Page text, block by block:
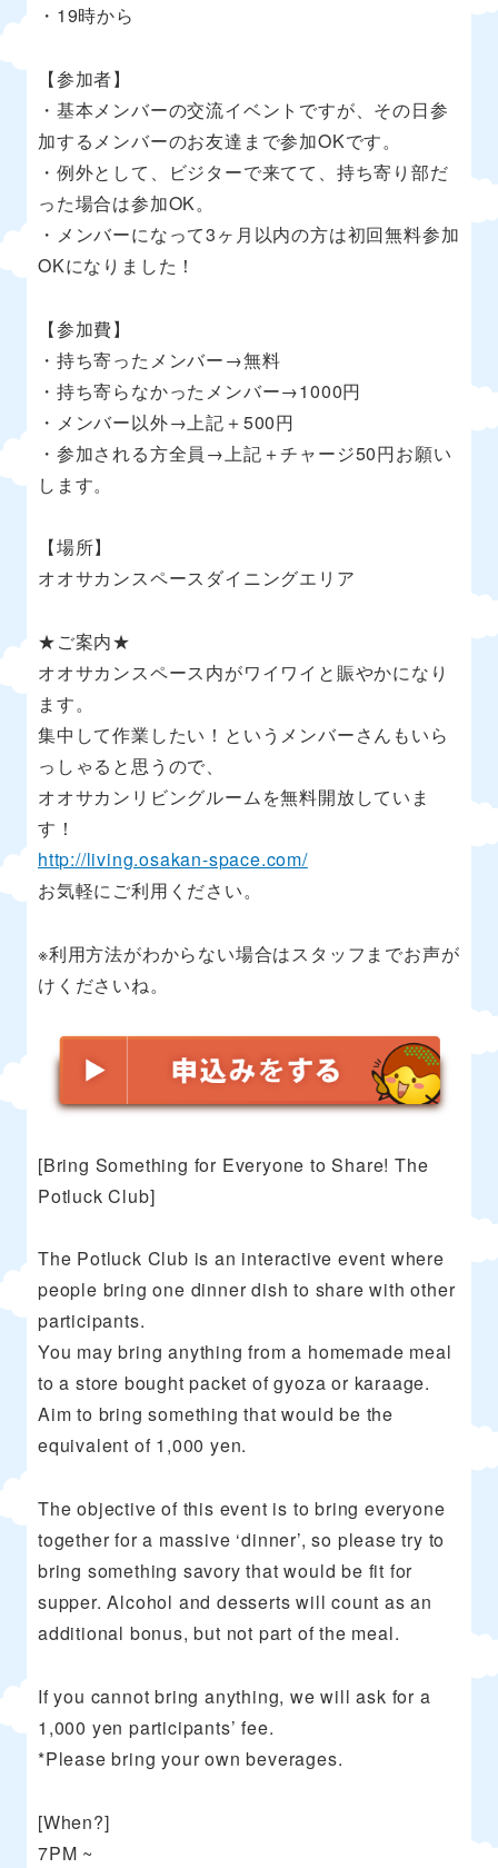
・19時から
【参加者】
・基本メンバーの交流イベントですが、その日参
加するメンバーのお友達まで参加OKです。
・例外として、ビジターで来てて、持ち寄り部だ
った場合は参加OK。
・メンバーになって3ヶ月以内の方は初回無料参加
OKになりました！
【参加費】
・持ち寄ったメンバー→無料
・持ち寄らなかったメンバー→1000円
・メンバー以外→上記＋500円
・参加される方全員→上記＋チャージ50円お願い
します。
【場所】
オオサカンスペースダイニングエリア
★ご案内★
オオサカンスペース内がワイワイと賑やかになり
ます。
集中して作業したい！というメンバーさんもいら
っしゃると思うので、
オオサカンリビングルームを無料開放していま
す！
http://living.osakan-space.com/
お気軽にご利用ください。
※利用方法がわからない場合はスタッフまでお声が
けくださいね。
[Bring Something for Everyone to Share! The
Potluck Club]
The Potluck Club is an interactive event where
people bring one dinner dish to share with other
participants.
You may bring anything from a homemade meal
to a store bought packet of gyoza or karaage.
Aim to bring something that would be the
equivalent of 1,000 yen.
The objective of this event is to bring everyone
together for a massive ‘dinner’, so please try to
bring something savory that would be fit for
supper. Alcohol and desserts will count as an
additional bonus, but not part of the meal.
If you cannot bring anything, we will ask for a
1,000 yen participants’ fee.
*Please bring your own beverages.
[When?]
7PM ~